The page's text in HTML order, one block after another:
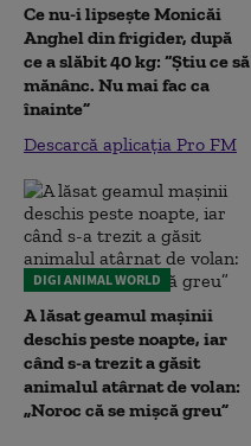
Ce nu-i lipsește Monicăi
Anghel din frigider, după
ce a slăbit 40 kg: “Știu ce să
mănânc. Nu mai fac ca
înainte”
Descarcă aplicația Pro FM
DIGI ANIMAL WORLD
A lăsat geamul mașinii
deschis peste noapte, iar
când s-a trezit a găsit
animalul atârnat de volan:
„Noroc că se mișcă greu”